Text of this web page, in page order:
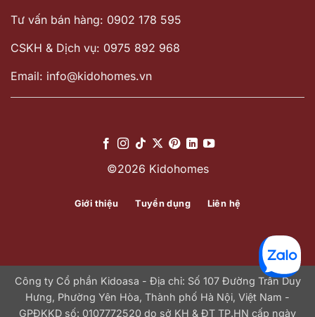
Tư vấn bán hàng: 0902 178 595
CSKH & Dịch vụ: 0975 892 968
Email: info@kidohomes.vn
©2026 Kidohomes
Giới thiệu Tuyển dụng Liên hệ
Công ty Cổ phần Kidoasa - Địa chỉ: Số 107 Đường Trần Duy
Hưng, Phường Yên Hòa, Thành phố Hà Nội, Việt Nam -
GPĐKKD số: 0107772520 do sở KH & ĐT TP.HN cấp ngày